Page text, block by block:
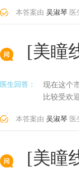
本答案由 吴淑琴 医
[美瞳
医生回答：
现在这个
比较受欢
本答案由 吴淑琴 医
[美瞳